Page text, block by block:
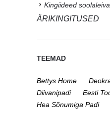
Kingiideed
ÄRIKINGITUSED
TEEMAD
Bettys Home
Diivanipadi
Eesti
Hea Sõnumiga Padi